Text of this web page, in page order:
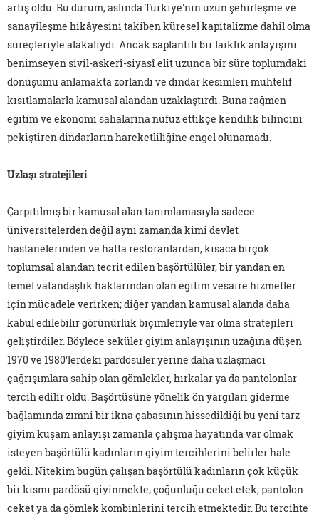
artış oldu. Bu durum, aslında Türkiye'nin uzun şehirleşme ve
sanayileşme hikâyesini takiben küresel kapitalizme dahil olma
süreçleriyle alakalıydı. Ancak saplantılı bir laiklik anlayışını
benimseyen sivil-askerî-siyasî elit uzunca bir süre toplumdaki
dönüşümü anlamakta zorlandı ve dindar kesimleri muhtelif
kısıtlamalarla kamusal alandan uzaklaştırdı. Buna rağmen
eğitim ve ekonomi sahalarına nüfuz ettikçe kendilik bilincini
pekiştiren dindarların hareketliliğine engel olunamadı.
Uzlaşı stratejileri
Çarpıtılmış bir kamusal alan tanımlamasıyla sadece
üniversitelerden değil aynı zamanda kimi devlet
hastanelerinden ve hatta restoranlardan, kısaca birçok
toplumsal alandan tecrit edilen başörtülüler, bir yandan en
temel vatandaşlık haklarından olan eğitim vesaire hizmetler
için mücadele verirken; diğer yandan kamusal alanda daha
kabul edilebilir görünürlük biçimleriyle var olma stratejileri
geliştirdiler. Böylece seküler giyim anlayışının uzağına düşen
1970 ve 1980'lerdeki pardösüler yerine daha uzlaşmacı
çağrışımlara sahip olan gömlekler, hırkalar ya da pantolonlar
tercih edilir oldu. Başörtüsüne yönelik ön yargıları giderme
bağlamında zımni bir ikna çabasının hissedildiği bu yeni tarz
giyim kuşam anlayışı zamanla çalışma hayatında var olmak
isteyen başörtülü kadınların giyim tercihlerini belirler hale
geldi. Nitekim bugün çalışan başörtülü kadınların çok küçük
bir kısmı pardösü giyinmekte; çoğunluğu ceket etek, pantolon
ceket ya da gömlek kombinlerini tercih etmektedir. Bu tercihte